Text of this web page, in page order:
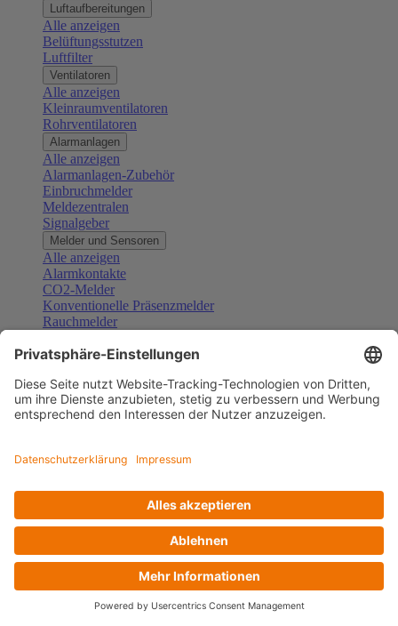
Luftaufbereitungen
Alle anzeigen
Belüftungsstutzen
Luftfilter
Ventilatoren
Alle anzeigen
Kleinraumventilatoren
Rohrventilatoren
Alarmanlagen
Alle anzeigen
Alarmanlagen-Zubehör
Einbruchmelder
Meldezentralen
Signalgeber
Melder und Sensoren
Alle anzeigen
Alarmkontakte
CO2-Melder
Konventionelle Präsenzmelder
Rauchmelder
Gefahrenmelder
Türsprechanlagen
Alle anzeigen
Außenstationen
Klingeltaster und Gongs
Sprechanlagen-Sets
Zubehör Türkommunikation
Videoüberwachung
Zubehör Videoüberwachung
Alle anzeigen